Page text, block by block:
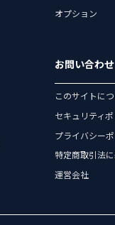
オプション
お問い合わ
このサイトに
セキュリティ
プライバシー
特定商取引法
運営会社